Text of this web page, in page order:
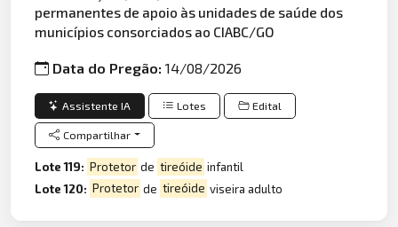
permanentes de apoio às unidades de saúde dos
municípios consorciados ao CIABC/GO
Data do Pregão:14/08/2026
Assistente IA Lotes Edital
Compartilhar
Lote 119: Protetor de tireóide infantil
Lote 120: Protetor de tireóide viseira adulto